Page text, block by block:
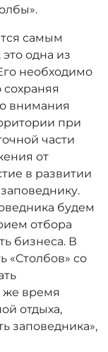
самым
одна из
необходимо
внимания
при
части
от
в развитии
будем
отбора
бизнеса. В
«Столбов» со
же время
отдыха,
заповедника»,